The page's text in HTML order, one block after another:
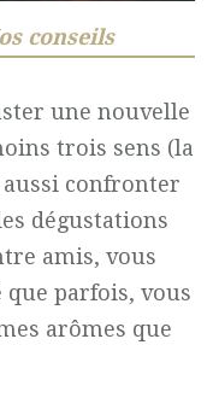
conseils
une nouvelle
trois sens (la
aussi confronter
dégustations
amis, vous
parfois, vous
arômes que